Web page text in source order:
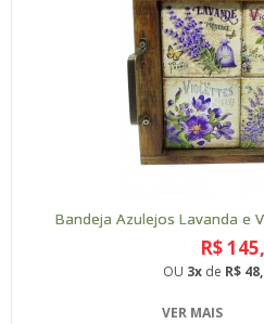
Bandeja Azulejos Lavanda e
R$
OU 3x de R$
VER MAIS